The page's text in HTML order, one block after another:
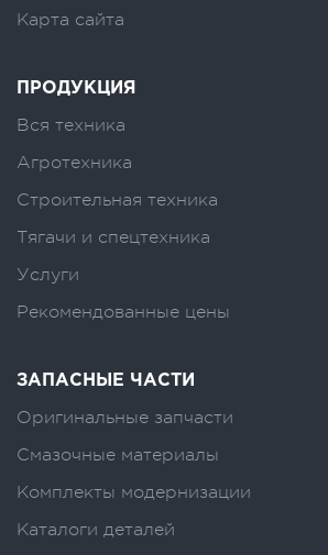
Карта сайта
ПРОДУКЦИЯ
Вся техника
Агротехника
Строительная техника
Тягачи и спецтехника
Услуги
Рекомендованные цены
ЗАПАСНЫЕ ЧАСТИ
Оригинальные запчасти
Смазочные материалы
Комплекты модернизации
Каталоги деталей